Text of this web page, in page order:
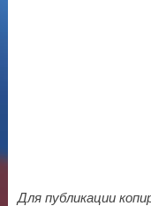
Для публикации